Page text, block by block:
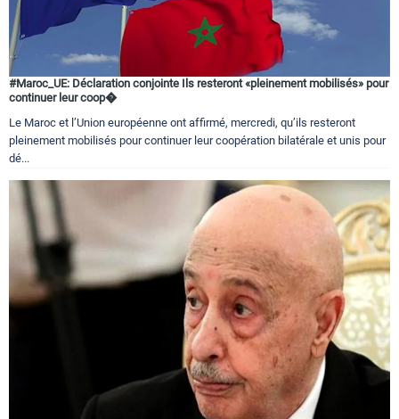
#Maroc_UE: Déclaration conjointe Ils resteront «pleinement mobilisés» pour
continuer leur coop�
Le Maroc et l’Union européenne ont affirmé, mercredi, qu’ils resteront
pleinement mobilisés pour continuer leur coopération bilatérale et unis pour
dé...